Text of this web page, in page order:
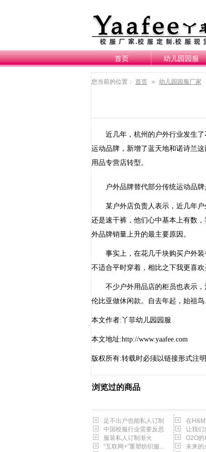
首页 幼儿园园服
您当前的位置： 首页 » 幼儿园园服厂家
近几年，杭州的户外行业发生了
运动品牌，新增了蓝天地和诺诗兰
用品专营店转型。
户外品牌替代部分传统运动品牌
某户外店负责人表示，近几年户
还是速干裤，他们心中基本上有数
外品牌销量上升的最主要原因。
事实上，在花几千块购买户外装备
不适合平时穿着，相比之下我更喜欢
不少户外用品店的柜员也表示，
伦比亚做休闲款。自去年起，始祖鸟
本文作者:丫菲幼儿园园服
本文地址:http://www.yaafee.com
版权所有:转载时必须以链接形式注
浏览过的商品
足不出户也能私人订制
中国校服行业需要反思
服装私人订制渐火
“互联网+”重塑纺织服...
在
让我们
O2O的
未来的